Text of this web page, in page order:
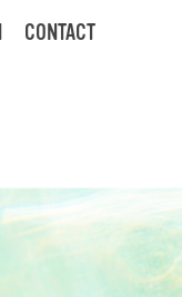
CONTACT